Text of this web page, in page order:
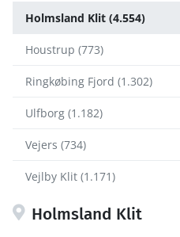
Holmsland Klit (4.554)
Houstrup (773)
Ringkøbing Fjord (1.302)
Ulfborg (1.182)
Vejers (734)
Vejlby Klit (1.171)
Holmsland Klit